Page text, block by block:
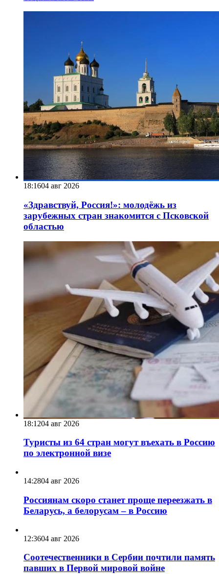
18:1604 авг 2026
«Здравствуй, Россия!»: молодёжь из
зарубежных стран знакомится с Псковской
областью
18:1204 авг 2026
Туристы из 64 стран могут въехать в Россию
по электронной визе
14:2804 авг 2026
Россиянам скоро станет проще переезжать в
Беларусь, а белорусам – в Россию
12:3604 авг 2026
Соотечественники в Сербии почтили память
павших в Первой мировой войне